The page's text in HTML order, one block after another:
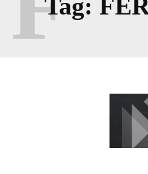
Tag: